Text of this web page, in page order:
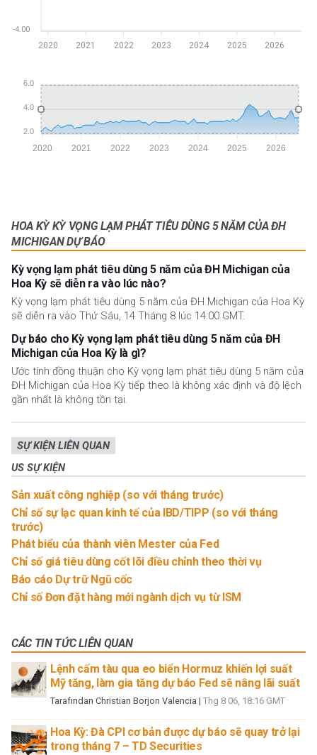
2020 2021 2022 2023 2024 2025 2026
-4.00
2020 2021 2022 2023 2024 2025 2026
6.0
4.0
2.0
HOA KỲ KỲ VỌNG LẠM PHÁT TIÊU DÙNG 5 NĂM CỦA ĐH
MICHIGAN DỰ BÁO
Kỳ vọng lạm phát tiêu dùng 5 năm của ĐH Michigan của
Hoa Kỳ sẽ diễn ra vào lúc nào?
Kỳ vọng lạm phát tiêu dùng 5 năm của ĐH Michigan của Hoa Kỳ
sẽ diễn ra vào Thứ Sáu, 14 Tháng 8 lúc 14:00 GMT.
Dự báo cho Kỳ vọng lạm phát tiêu dùng 5 năm của ĐH
Michigan của Hoa Kỳ là gì?
Ước tính đồng thuận cho Kỳ vọng lạm phát tiêu dùng 5 năm của
ĐH Michigan của Hoa Kỳ tiếp theo là không xác định và độ lệch
gần nhất là không tồn tại.
SỰ KIỆN LIÊN QUAN
US SỰ KIỆN
Sản xuất công nghiệp (so với tháng trước)
Chỉ số sự lạc quan kinh tế của IBD/TIPP (so với tháng
trước)
Phát biểu của thành viên Mester của Fed
Chỉ số giá tiêu dùng cốt lõi điều chỉnh theo thời vụ
Báo cáo Dự trữ Ngũ cốc
Chỉ số Đơn đặt hàng mới ngành dịch vụ từ ISM
CÁC TIN TỨC LIÊN QUAN
Lệnh cấm tàu qua eo biển Hormuz khiến lợi suất
Mỹ tăng, làm gia tăng dự báo Fed sẽ nâng lãi suất
Tarafından Christian Borjon Valencia | Thg 8 06, 18:16 GMT
Hoa Kỳ: Đà CPI cơ bản được dự báo sẽ quay trở lại
trong tháng 7 – TD Securities